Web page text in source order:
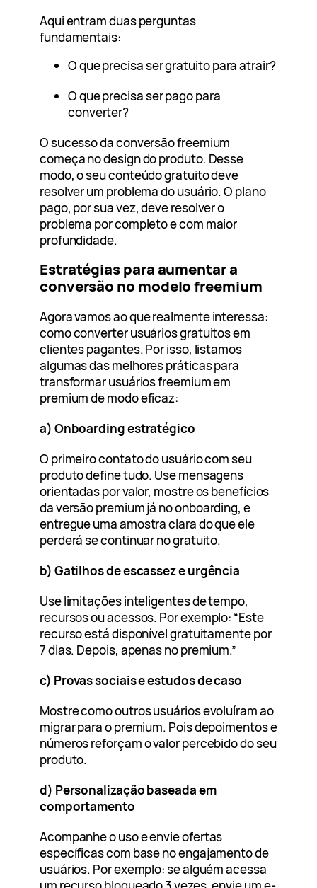
Aqui entram duas perguntas
fundamentais:
O que precisa ser gratuito para atrair?
O que precisa ser pago para
converter?
O sucesso da conversão freemium
começa no design do produto. Desse
modo, o seu conteúdo gratuito deve
resolver um problema do usuário. O plano
pago, por sua vez, deve resolver o
problema por completo e com maior
profundidade.
Estratégias para aumentar a
conversão no modelo freemium
Agora vamos ao que realmente interessa:
como converter usuários gratuitos em
clientes pagantes. Por isso, listamos
algumas das melhores práticas para
transformar usuários freemium em
premium de modo eficaz:
a) Onboarding estratégico
O primeiro contato do usuário com seu
produto define tudo. Use mensagens
orientadas por valor, mostre os benefícios
da versão premium já no onboarding, e
entregue uma amostra clara do que ele
perderá se continuar no gratuito.
b) Gatilhos de escassez e urgência
Use limitações inteligentes de tempo,
recursos ou acessos. Por exemplo: “Este
recurso está disponível gratuitamente por
7 dias. Depois, apenas no premium.”
c) Provas sociais e estudos de caso
Mostre como outros usuários evoluíram ao
migrar para o premium. Pois depoimentos e
números reforçam o valor percebido do seu
produto.
d) Personalização baseada em
comportamento
Acompanhe o uso e envie ofertas
específicas com base no engajamento de
usuários. Por exemplo: se alguém acessa